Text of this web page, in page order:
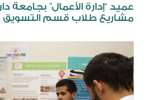
عميد “إدارة الأعمال” بجامعة
مشاريع طلاب قسم التسويق